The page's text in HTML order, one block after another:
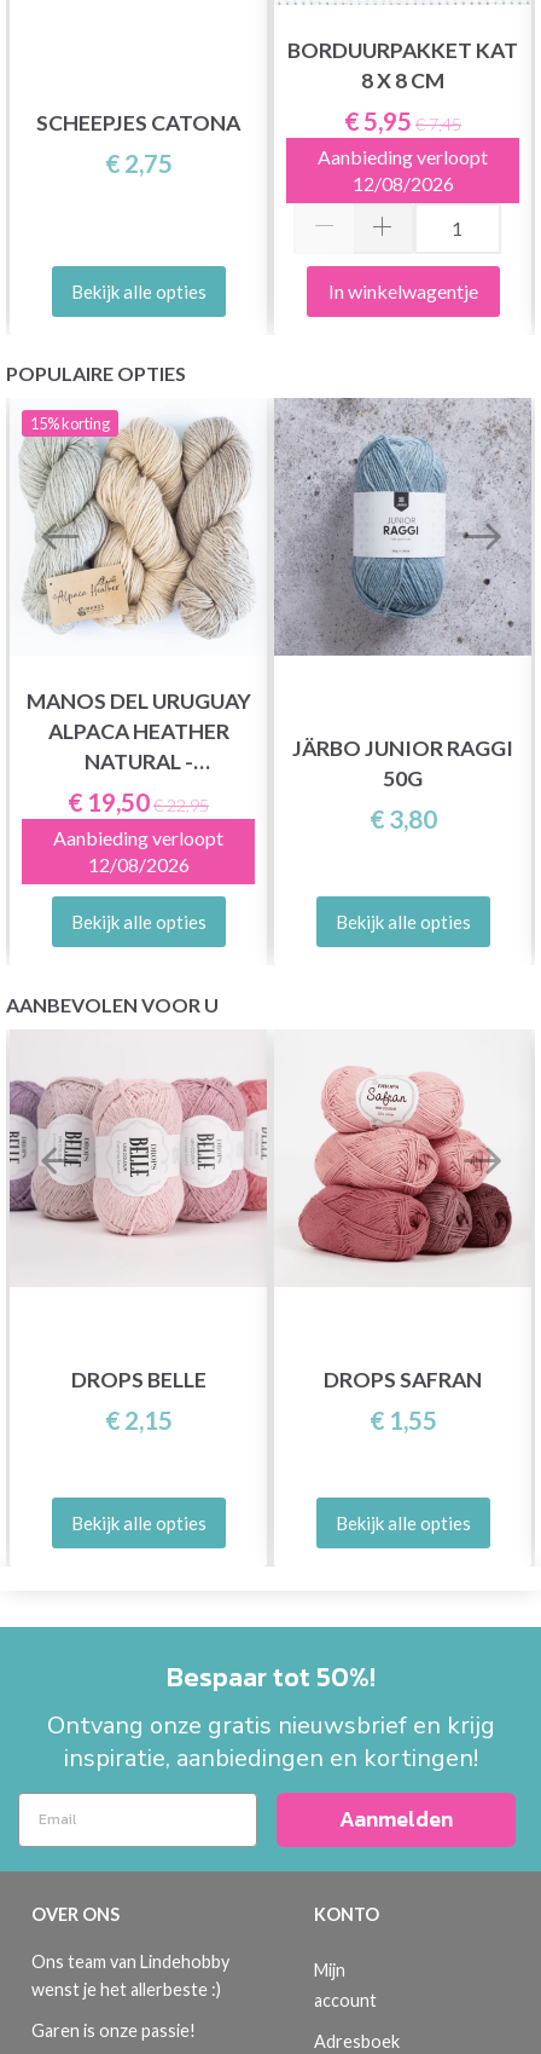
SCHEEPJES CATONA
€ 2,75
Bekijk alle opties
BORDUURPAKKET KAT
8 X 8 CM
€ 5,95 € 7,45
Aanbieding verloopt
12/08/2026
In winkelwagentje
POPULAIRE OPTIES
15%korting
MANOS DEL URUGUAY
ALPACA HEATHER
NATURAL -
ONGEKLEURD
€ 19,50€ 22,95
Aanbieding verloopt
12/08/2026
Bekijk alle opties
JÄRBO JUNIOR RAGGI
50G
€ 3,80
Bekijk alle opties
AANBEVOLEN VOOR U
DROPS BELLE
€ 2,15
Bekijk alle opties
DROPS SAFRAN
€ 1,55
Bekijk alle opties
Bespaar tot 50%!
Ontvang onze gratis nieuwsbrief en krijg
inspiratie, aanbiedingen en kortingen!
Aanmelden
OVER ONS
Ons team van Lindehobby
wenst je het allerbeste :)
Garen is onze passie!
KONTO
Mijn
account
Adresboek